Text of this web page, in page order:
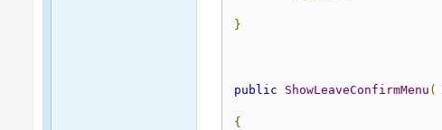
}
public ShowLeaveConfirmMenu (
{